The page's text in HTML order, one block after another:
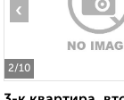
2/10
‹